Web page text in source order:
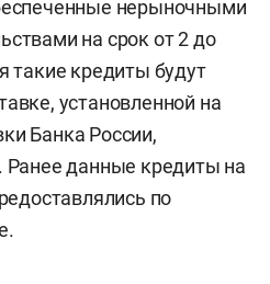
нерыночными
на срок от 2 до
такие кредиты будут
установленной на
Банка России,
Ранее данные кредиты на
по